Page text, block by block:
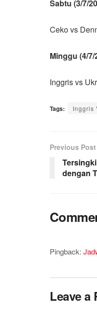
Sabtu (3/7/
Ceko vs
Minggu (4/
Inggris vs
Tags: Inggris
Previous Post
dengan
Pingback:
Leave a